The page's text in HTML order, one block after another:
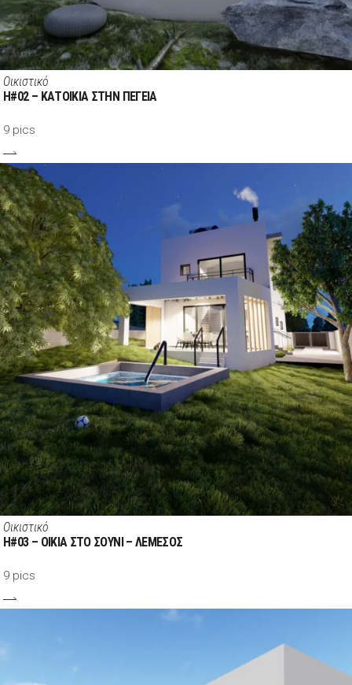
Οικιστικό
H#02 – ΚΑΤΟΙΚΙΑ ΣΤΗΝ ΠΕΓΕΙΑ
9 pics
Οικιστικό
H#03 – ΟΙΚΙΑ ΣΤΟ ΣΟΥΝΙ – ΛΕΜΕΣΟΣ
9 pics